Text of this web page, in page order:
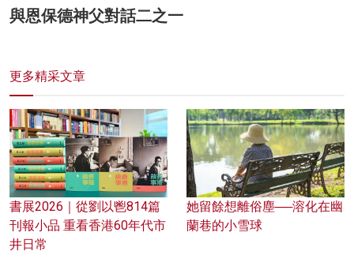
與恩保德神父對話二之一
更多精采文章
書展2026｜從劉以鬯814篇
刊報小品 重看香港60年代市
井日常
她留餘想離俗塵──溶化在幽
蘭巷的小雪球